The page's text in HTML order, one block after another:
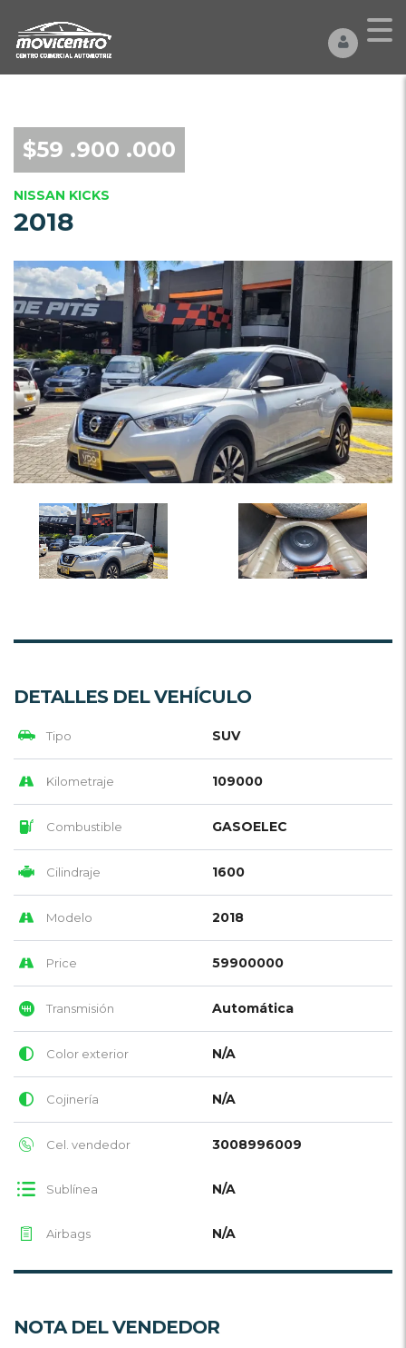
$59 .900 .000
NISSAN KICKS
2018
DETALLES DEL VEHÍCULO
Tipo SUV
Kilometraje 109000
Combustible GASOELEC
Cilindraje 1600
Modelo 2018
Price 59900000
Transmisión Automática
Color exterior N/A
Cojinería N/A
Cel. vendedor 3008996009
Sublínea N/A
Airbags N/A
NOTA DEL VENDEDOR